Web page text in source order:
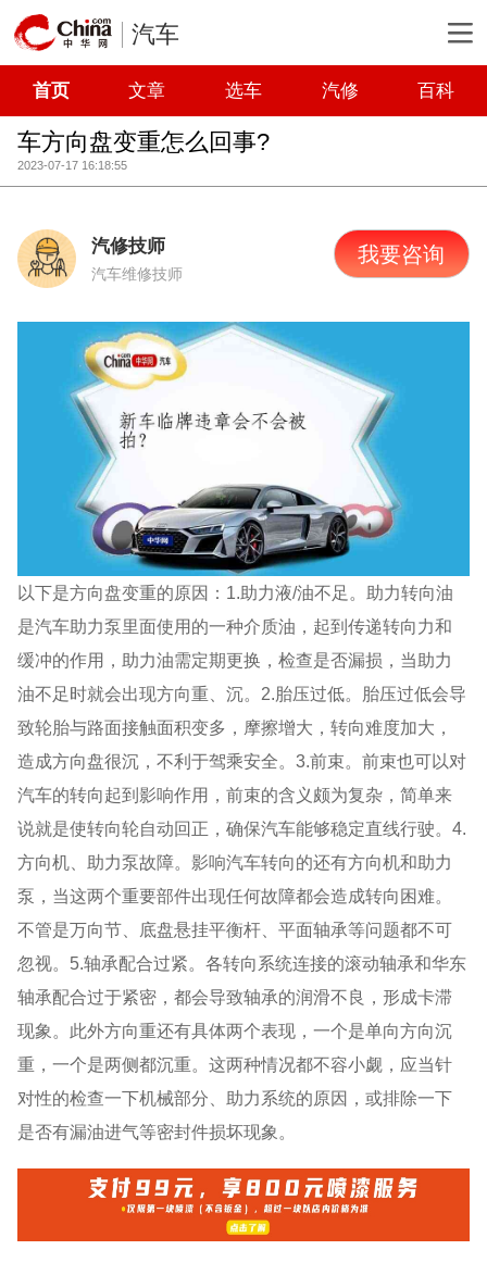
汽车
首页 文章 选车 汽修 百科
车方向盘变重怎么回事?
2023-07-17 16:18:55
汽修技师
汽车维修技师
我要咨询
以下是方向盘变重的原因：1.助力液/油不足。助力转向油
是汽车助力泵里面使用的一种介质油，起到传递转向力和
缓冲的作用，助力油需定期更换，检查是否漏损，当助力
油不足时就会出现方向重、沉。2.胎压过低。胎压过低会导
致轮胎与路面接触面积变多，摩擦增大，转向难度加大，
造成方向盘很沉，不利于驾乘安全。3.前束。前束也可以对
汽车的转向起到影响作用，前束的含义颇为复杂，简单来
说就是使转向轮自动回正，确保汽车能够稳定直线行驶。4.
方向机、助力泵故障。影响汽车转向的还有方向机和助力
泵，当这两个重要部件出现任何故障都会造成转向困难。
不管是万向节、底盘悬挂平衡杆、平面轴承等问题都不可
忽视。5.轴承配合过紧。各转向系统连接的滚动轴承和华东
轴承配合过于紧密，都会导致轴承的润滑不良，形成卡滞
现象。此外方向重还有具体两个表现，一个是单向方向沉
重，一个是两侧都沉重。这两种情况都不容小觑，应当针
对性的检查一下机械部分、助力系统的原因，或排除一下
是否有漏油进气等密封件损坏现象。